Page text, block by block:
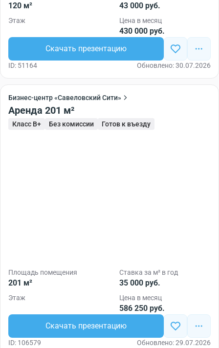
120 м² 43 000 руб.
Этаж Цена в месяц
430 000 руб.
Скачать презентацию
ID: 51164 Обновлено: 30.07.2026
Бизнес-центр «Савеловский Сити»
Аренда 201 м²
Класс B+ Без комиссии Готов к въезду
Площадь помещения
201 м²
Ставка за м² в год
35 000 руб.
Этаж Цена в месяц
586 250 руб.
Скачать презентацию
ID: 106579 Обновлено: 29.07.2026